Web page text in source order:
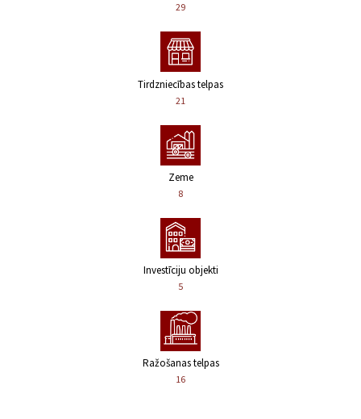
29
Tirdzniecības telpas
21
Zeme
8
Investīciju objekti
5
Ražošanas telpas
16